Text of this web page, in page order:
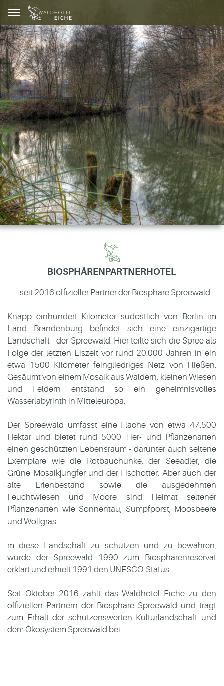
GUTSCHEINE
BIOSPHÄRENPARTNERHOTEL
… seit 2016 offizieller Partner der Biosphäre Spreewald
Knapp einhundert Kilometer südöstlich von Berlin im
Land Brandenburg beﬁndet sich eine einzigartige
Landschaft - der Spreewald. Hier teilte sich die Spree als
Folge der letzten Eiszeit vor rund 20.000 Jahren in ein
etwa 1500 Kilometer feingliedriges Netz von Fließen.
Gesäumt von einem Mosaik aus Wäldern, kleinen Wiesen
und Feldern entstand so ein geheimnisvolles
Wasserlabyrinth in Mitteleuropa.
Der Spreewald umfasst eine Fläche von etwa 47.500
Hektar und bietet rund 5000 Tier- und Pﬂanzenarten
einen geschützten Lebensraum - darunter auch seltene
Exemplare wie die Rotbauchunke, der Seeadler, die
Grüne Mosaikjungfer und der Fischotter. Aber auch der
alte Erlenbestand sowie die ausgedehnten
Feuchtwiesen und Moore sind Heimat seltener
Pﬂanzenarten wie Sonnentau, Sumpfporst, Moosbeere
und Wollgras.
m diese Landschaft zu schützen und zu bewahren,
wurde der Spreewald 1990 zum Biosphärenreservat
erklärt und erhielt 1991 den UNESCO-Status.
Seit Oktober 2016 zählt das Waldhotel Eiche zu den
ofﬁziellen Partnern der Biosphäre Spreewald und trägt
zum Erhalt der schützenswerten Kulturlandschaft und
dem Ökosystem Spreewald bei.